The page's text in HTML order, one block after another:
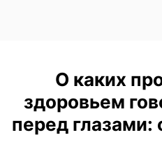
О каких
здоровьем
перед глазами: